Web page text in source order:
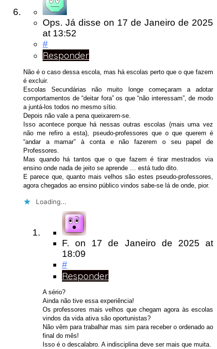
Ops. Já disse on 17 de Janeiro de 2025
at 13:52
#
Responder
Não é o caso dessa escola, mas há escolas perto que o que fazem
é excluir.
Escolas Secundárias não muito longe começaram a adotar
comportamentos de “deitar fora” os que “não interessam”, de modo
a juntá-los todos no mesmo sítio.
Depois não vale a pena queixarem-se.
Isso acontece porque há nessas outras escolas (mais uma vez
não me refiro a esta), pseudo-professores que o que querem é
“andar a mamar” à conta e não fazerem o seu papel de
Professores.
Mas quando há tantos que o que fazem é tirar mestrados via
ensino onde nada de jeito se aprende … está tudo dito.
E parece que, quanto mais velhos são estes pseudo-professores,
agora chegados ao ensino público vindos sabe-se lá de onde, pior.
Loading...
F. on 17 de Janeiro de 2025at
18:09
#
Responder
A sério?
Ainda não tive essa experiência!
Os professores mais velhos que chegam agora às escolas
vindos da vida ativa são oportunistas?
Não vêm para trabalhar mas sim para receber o ordenado ao
final do mês!
Isso é o descalabro. A indisciplina deve ser mais que muita.